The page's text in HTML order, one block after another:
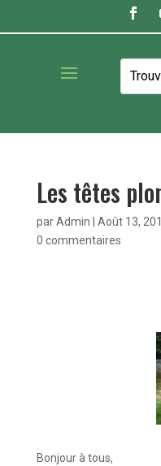
Les têtes
parAdmin Août 13,
0 commentaires
Bonjour à tous,